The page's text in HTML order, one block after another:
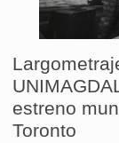
estreno
Toronto